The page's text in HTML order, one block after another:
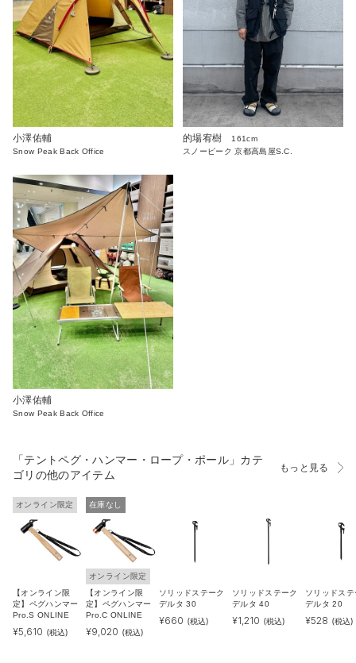
小澤佑輔
Snow Peak Back Office
的場宥樹
161cm
スノーピーク 京都高島屋S.C.
小澤佑輔
Snow Peak Back Office
「テントペグ・ハンマー・ロープ・ポール」カテ
ゴリの他のアイテム
もっと見る
オンライン限定
【オンライン限
定】ペグハンマー
Pro.S ONLINE
¥5,610 (税込)
在庫なし
オンライン限定
【オンライン限
定】ペグハンマー
Pro.C ONLINE
¥9,020 (税込)
ソリッドステーク
デルタ 30
¥660 (税込)
ソリッドステーク
デルタ 40
¥1,210 (税込)
ソリッドステ
デルタ 20
¥528 (税込)